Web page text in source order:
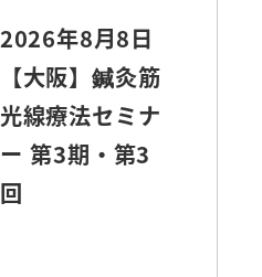
2026年8月8日
【大阪】鍼灸筋
光線療法セミナ
ー 第3期・第3
回